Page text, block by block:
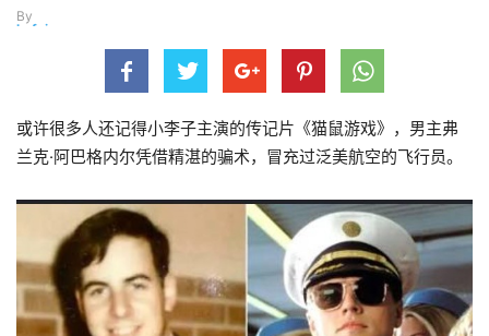
By
hefei
或许很多人还记得小李子主演的传记片《猫鼠游戏》，男主弗
兰克·阿巴格内尔凭借精湛的骗术，冒充过泛美航空的飞行员。